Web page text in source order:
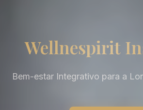
Wellnespirit
Bem-estar Integrativo para a